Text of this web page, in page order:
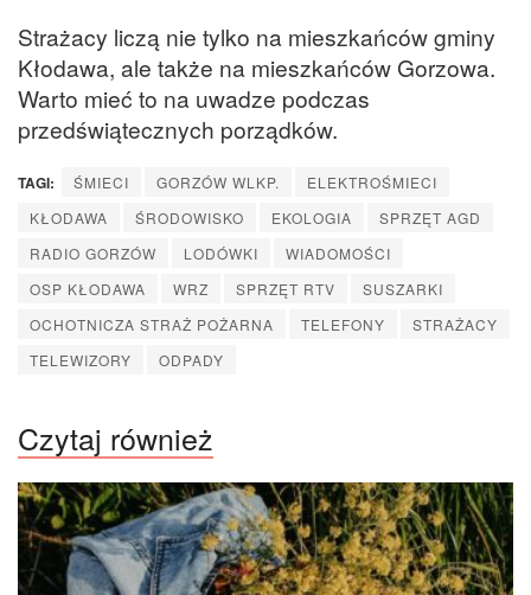
Strażacy liczą nie tylko na mieszkańców gminy
Kłodawa, ale także na mieszkańców Gorzowa.
Warto mieć to na uwadze podczas
przedświątecznych porządków.
TAGI: ŚMIECI GORZÓW WLKP.
ELEKTROŚMIECI
KŁODAWA
ŚRODOWISKO EKOLOGIA
SPRZĘT AGD
RADIO GORZÓW
LODÓWKI
WIADOMOŚCI
OSP KŁODAWA
WRZ SPRZĘT RTV
SUSZARKI
OCHOTNICZA STRAŻ POŻARNA
TELEFONY
STRAŻACY
TELEWIZORY
ODPADY
Czytaj również